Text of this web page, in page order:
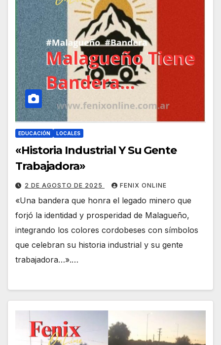
EDUCACIÓN LOCALES
«Historia Industrial Y Su Gente
Trabajadora»
2 DE AGOSTO DE 2025 FENIX ONLINE
«Una bandera que honra el legado minero que
forjó la identidad y prosperidad de Malagueño,
integrando los colores cordobeses con símbolos
que celebran su historia industrial y su gente
trabajadora…».…